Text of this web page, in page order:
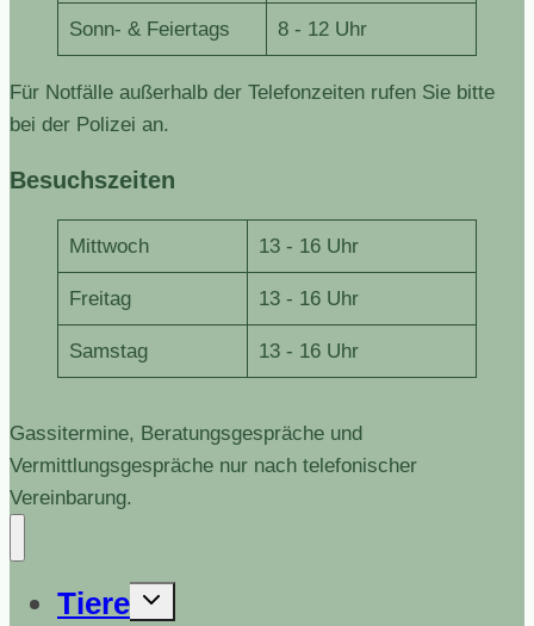
Sonn- & Feiertags 8 - 12 Uhr
Für Notfälle außerhalb der Telefonzeiten rufen Sie bitte
bei der Polizei an.
Besuchszeiten
Mittwoch 13 - 16 Uhr
Freitag 13 - 16 Uhr
Samstag 13 - 16 Uhr
Gassitermine, Beratungsgespräche und
Vermittlungsgespräche nur nach telefonischer
Vereinbarung.
Tiere
Untermenü